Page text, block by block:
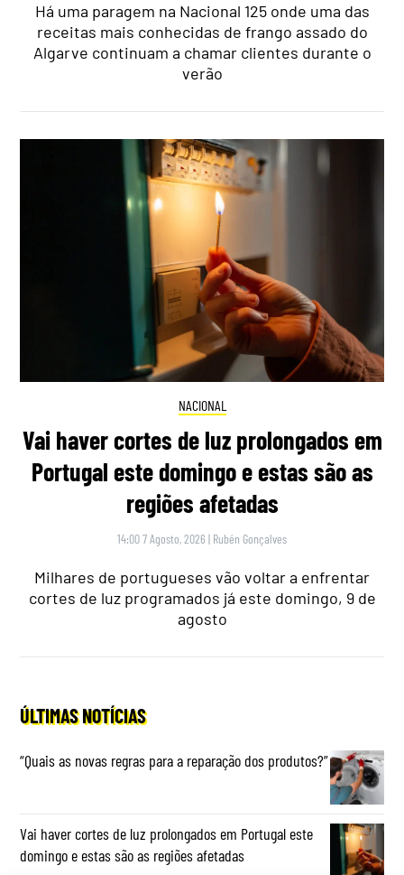
Há uma paragem na Nacional 125 onde uma das
receitas mais conhecidas de frango assado do
Algarve continuam a chamar clientes durante o
verão
NACIONAL
Vai haver cortes de luz prolongados em
Portugal este domingo e estas são as
regiões afetadas
14:00 7 Agosto, 2026 | Rubén Gonçalves
Milhares de portugueses vão voltar a enfrentar
cortes de luz programados já este domingo, 9 de
agosto
ÚLTIMAS NOTÍCIAS
“Quais as novas regras para a reparação dos produtos?”
Vai haver cortes de luz prolongados em Portugal este
domingo e estas são as regiões afetadas